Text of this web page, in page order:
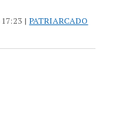
| PATRIARCADO